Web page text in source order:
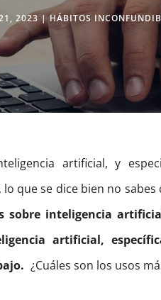
2023 |HÁBITOS
artificial, y
que se dice bien no sabes
sobre inteligencia
artificial,
¿Cuáles son los usos